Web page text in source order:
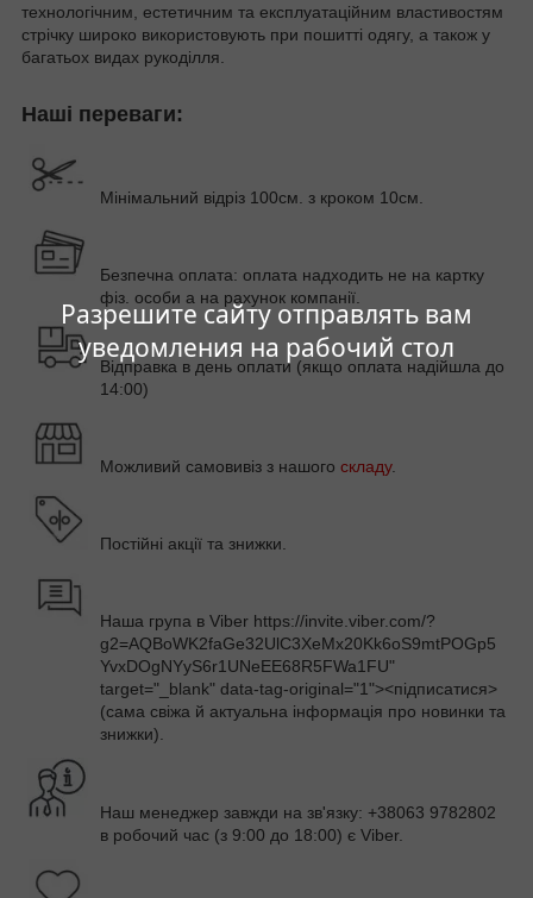
Разрешите сайту отправлять вам
уведомления на рабочий стол
технологічним, естетичним та експлуатаційним властивостям
стрічку широко використовують при пошитті одягу, а також у
багатьох видах рукоділля.
Наші переваги:
Мінімальний відріз 100см. з кроком 10см.
Безпечна оплата: оплата надходить не на картку
фіз. особи а на рахунок компанії.
Відправка в день оплати (якщо оплата надійшла до
14:00)
Можливий самовивіз з нашого складу.
Постійні акції та знижки.
Наша група в Viber https://invite.viber.com/?
g2=AQBoWK2faGe32UlC3XeMx20Kk6oS9mtPOGp5
YvxDOgNYyS6r1UNeEE68R5FWa1FU"
target="_blank" data-tag-original="1"><підписатися>
(сама свіжа й актуальна інформація про новинки та
знижки).
Наш менеджер завжди на зв'язку: +38063 9782802
в робочий час (з 9:00 до 18:00) є Viber.